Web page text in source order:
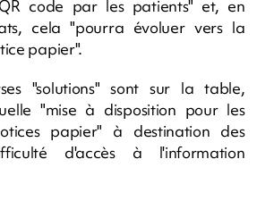
code par les patients" et, en
cela "pourra évoluer vers la
papier".
"solutions" sont sur la table,
"mise à disposition pour les
papier" à destination des
d'accès à l'information